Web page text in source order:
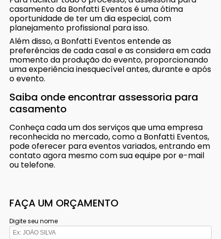
casamento da Bonfatti Eventos é uma ótima
oportunidade de ter um dia especial, com
planejamento profissional para isso.
Além disso, a Bonfatti Eventos entende as
preferências de cada casal e as considera em cada
momento da produção do evento, proporcionando
uma experiência inesquecível antes, durante e após
o evento.
Saiba onde encontrar assessoria para
casamento
Conheça cada um dos serviços que uma empresa
reconhecida no mercado, como a Bonfatti Eventos,
pode oferecer para eventos variados, entrando em
contato agora mesmo com sua equipe por e-mail
ou telefone.
FAÇA UM ORÇAMENTO
Digite seu nome